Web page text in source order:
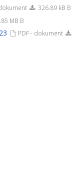
326.89 kB B
MB B
PDF - dokument